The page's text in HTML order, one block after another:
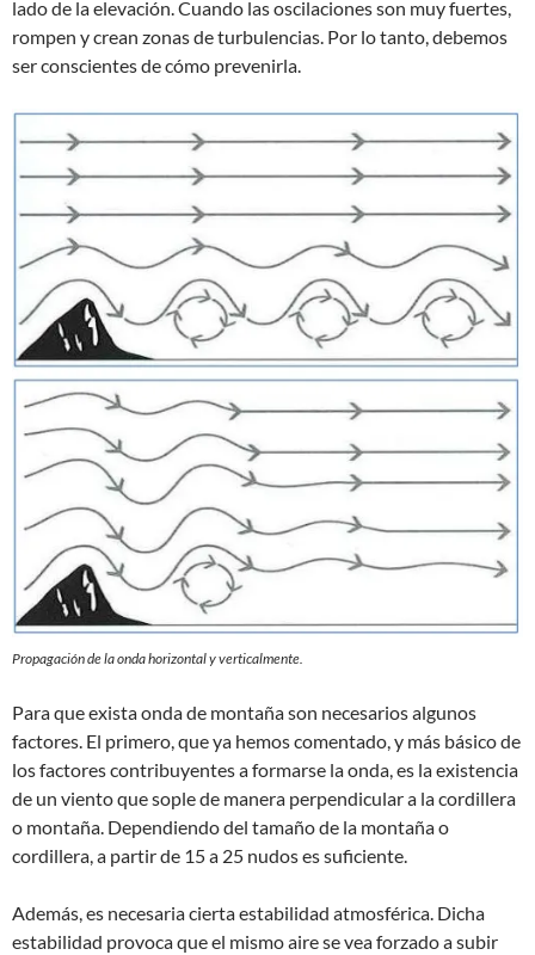
lado de la elevación. Cuando las oscilaciones son muy fuertes,
rompen y crean zonas de turbulencias. Por lo tanto, debemos
ser conscientes de cómo prevenirla.
Propagación de la onda horizontal y verticalmente.
Para que exista onda de montaña son necesarios algunos
factores. El primero, que ya hemos comentado, y más básico de
los factores contribuyentes a formarse la onda, es la existencia
de un viento que sople de manera perpendicular a la cordillera
o montaña. Dependiendo del tamaño de la montaña o
cordillera, a partir de 15 a 25 nudos es suficiente.
Además, es necesaria cierta estabilidad atmosférica. Dicha
estabilidad provoca que el mismo aire se vea forzado a subir